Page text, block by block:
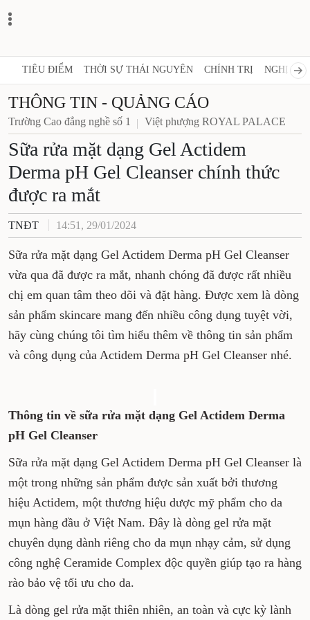
TIÊU ĐIỂM THỜI SỰ THÁI NGUYÊN CHÍNH TRỊ NGHỊ
THÔNG TIN - QUẢNG CÁO
Trường Cao đẳng nghề số 1 Việt phượng ROYAL PALACE
Sữa rửa mặt dạng Gel Actidem
Derma pH Gel Cleanser chính thức
được ra mắt
TNĐT 14:51, 29/01/2024
Sữa rửa mặt dạng Gel Actidem Derma pH Gel Cleanser
vừa qua đã được ra mắt, nhanh chóng đã được rất nhiều
chị em quan tâm theo dõi và đặt hàng. Được xem là dòng
sản phẩm skincare mang đến nhiều công dụng tuyệt vời,
hãy cùng chúng tôi tìm hiểu thêm về thông tin sản phẩm
và công dụng của Actidem Derma pH Gel Cleanser nhé.
Thông tin về sữa rửa mặt dạng Gel Actidem Derma
pH Gel Cleanser
Sữa rửa mặt dạng Gel Actidem Derma pH Gel Cleanser là
một trong những sản phẩm được sản xuất bởi thương
hiệu Actidem, một thương hiệu dược mỹ phẩm cho da
mụn hàng đầu ở Việt Nam. Đây là dòng gel rửa mặt
chuyên dụng dành riêng cho da mụn nhạy cảm, sử dụng
công nghệ Ceramide Complex độc quyền giúp tạo ra hàng
rào bảo vệ tối ưu cho da.
Là dòng gel rửa mặt thiên nhiên, an toàn và cực kỳ lành